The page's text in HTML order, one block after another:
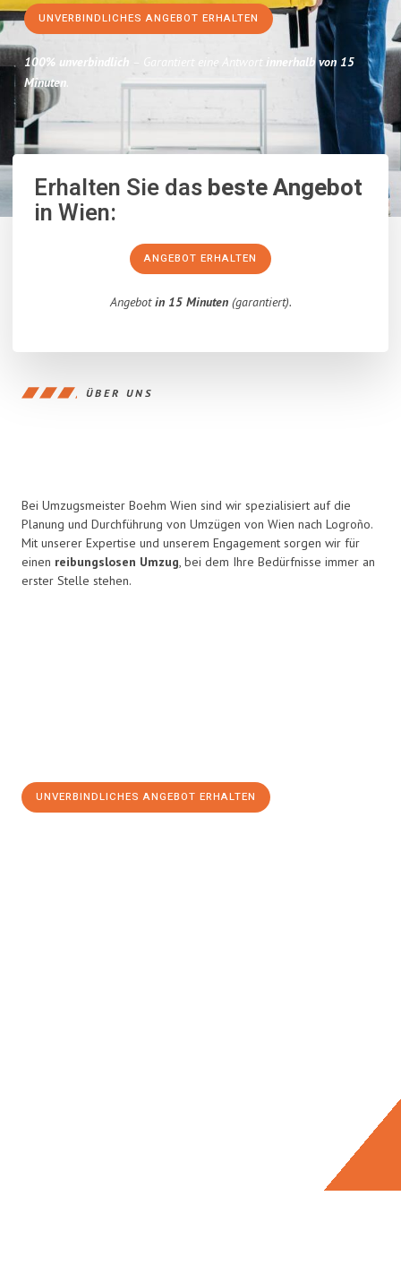
UNVERBINDLICHES ANGEBOT ERHALTEN
100% unverbindlich – Garantiert eine Antwort innerhalb von 15
Minuten.
Erhalten Sie dasbeste Angebot
in Wien:
ANGEBOT ERHALTEN
Angebotin 15 Minuten(garantiert).
ÜBER UNS
Bei Umzugsmeister Boehm Wien sind wir spezialisiert auf die
Planung und Durchführung von Umzügen von Wien nach Logroño.
Mit unserer Expertise und unserem Engagement sorgen wir für
einen reibungslosen Umzug, bei dem Ihre Bedürfnisse immer an
erster Stelle stehen.
UNVERBINDLICHES ANGEBOT ERHALTEN